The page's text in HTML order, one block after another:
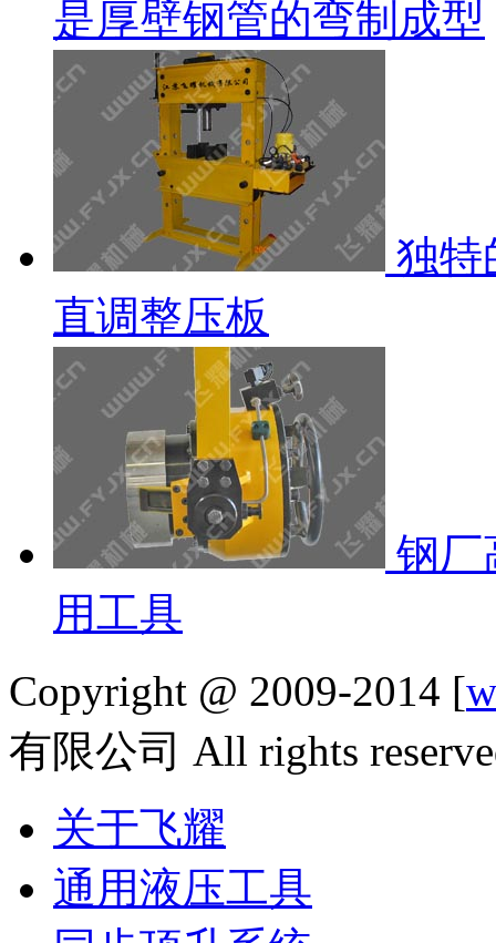
是厚壁钢管的弯制成型
独特
直调整压板
钢厂
用工具
Copyright @ 2009-2014 [
有限公司 All rights
关于飞耀
通用液压工具